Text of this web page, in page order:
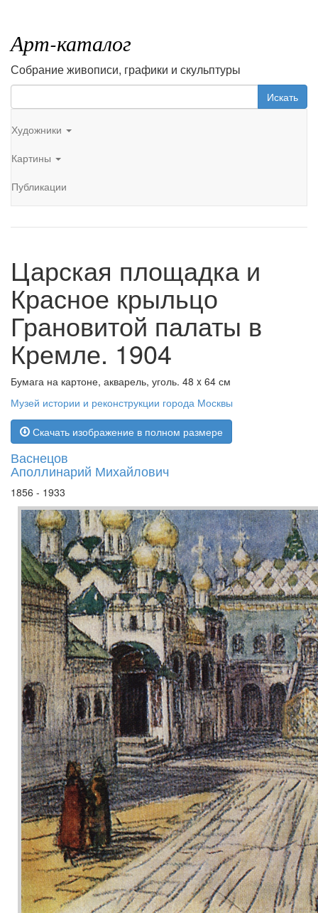
Арт-каталог
Собрание живописи, графики и скульптуры
Искать
Художники
Картины
Публикации
Царская площадка и
Красное крыльцо
Грановитой палаты в
Кремле. 1904
Бумага на картоне, акварель, уголь. 48 x 64 см
Музей истории и реконструкции города Москвы
Скачать изображение в полном размере
Васнецов
Аполлинарий Михайлович
1856 - 1933